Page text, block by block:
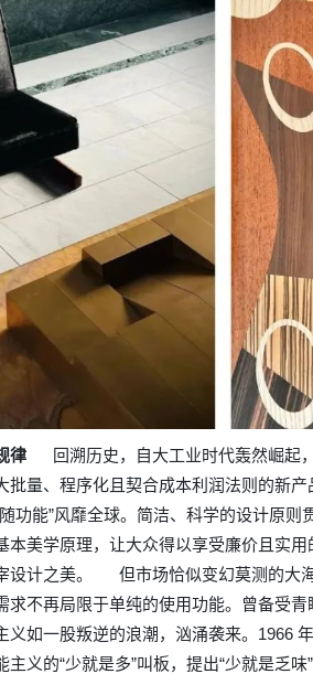
律 回溯历史，自大工业时代轰然崛起
批量、程序化且契合成本利润法则的新
功能”风靡全球。简洁、科学的设计原
本美学原理，让大众得以享受廉价且实
设计之美。 但市场恰似变幻莫测的大
求不再局限于单纯的使用功能。曾备受
义如一股叛逆的浪潮，汹涌袭来。1966
义的“少就是多”叫板，提出“少就是乏